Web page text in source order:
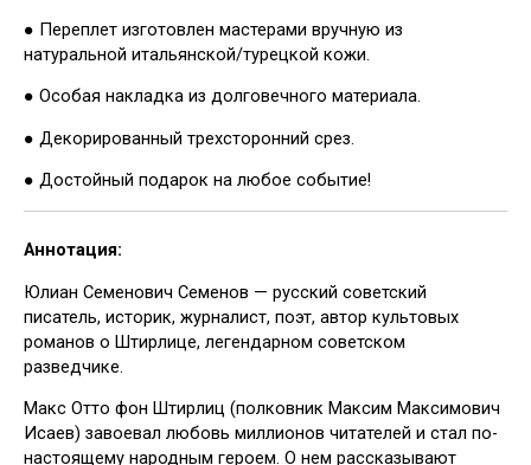
● Переплет изготовлен мастерами вручную из
натуральной итальянской/турецкой кожи.
● Особая накладка из долговечного материала.
● Декорированный трехсторонний срез.
● Достойный подарок на любое событие!
Аннотация:
Юлиан Семенович Семенов — русский советский
писатель, историк, журналист, поэт, автор культовых
романов о Штирлице, легендарном советском
разведчике.
Макс Отто фон Штирлиц (полковник Максим Максимович
Исаев) завоевал любовь миллионов читателей и стал по-
настоящему народным героем. О нем рассказывают